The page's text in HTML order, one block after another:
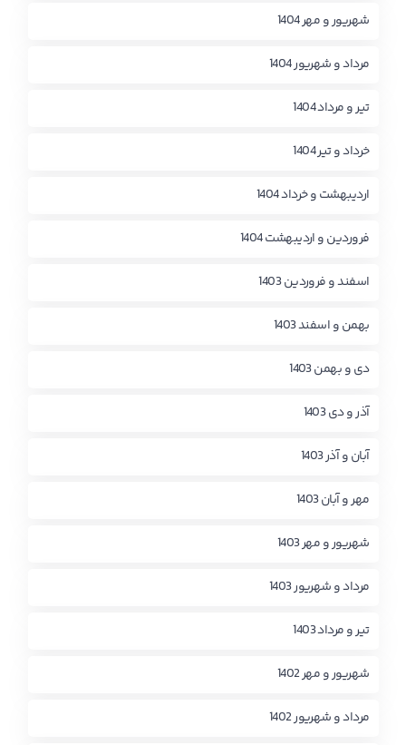
شهریور و مهر 1404
مرداد و شهریور 1404
تیر و مرداد 1404
خرداد و تیر 1404
اردیبهشت و خرداد 1404
فروردین و اردیبهشت 1404
اسفند و فروردین 1403
بهمن و اسفند 1403
دی و بهمن 1403
آذر و دی 1403
آبان و آذر 1403
مهر و آبان 1403
شهریور و مهر 1403
مرداد و شهریور 1403
تیر و مرداد 1403
شهریور و مهر 1402
مرداد و شهریور 1402